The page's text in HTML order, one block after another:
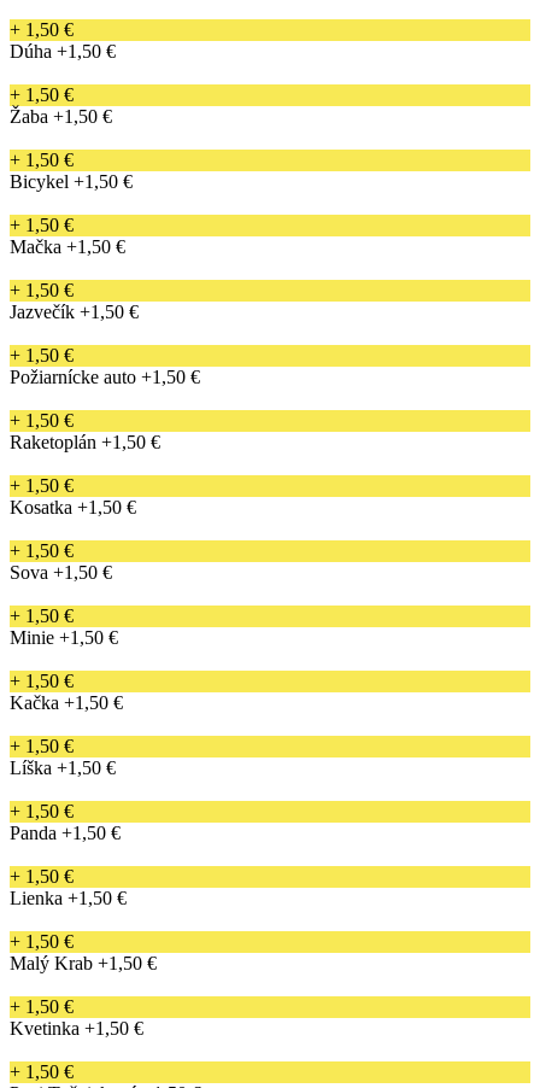
+ 1,50 €
Dúha +1,50 €
+ 1,50 €
Žaba +1,50 €
+ 1,50 €
Bicykel +1,50 €
+ 1,50 €
Mačka +1,50 €
+ 1,50 €
Jazvečík +1,50 €
+ 1,50 €
Požiarnícke auto +1,50 €
+ 1,50 €
Raketoplán +1,50 €
+ 1,50 €
Kosatka +1,50 €
+ 1,50 €
Sova +1,50 €
+ 1,50 €
Minie +1,50 €
+ 1,50 €
Kačka +1,50 €
+ 1,50 €
Líška +1,50 €
+ 1,50 €
Panda +1,50 €
+ 1,50 €
Lienka +1,50 €
+ 1,50 €
Malý Krab +1,50 €
+ 1,50 €
Kvetinka +1,50 €
+ 1,50 €